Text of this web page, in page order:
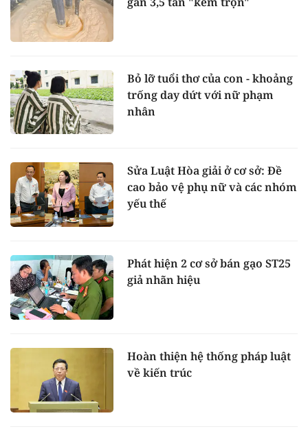
Bỏ lỡ tuổi thơ của con - khoảng
trống day dứt với nữ phạm
nhân
Sửa Luật Hòa giải ở cơ sở: Đề
cao bảo vệ phụ nữ và các nhóm
yếu thế
Phát hiện 2 cơ sở bán gạo ST25
giả nhãn hiệu
Hoàn thiện hệ thống pháp luật
về kiến trúc